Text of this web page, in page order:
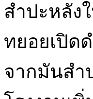
สำปะหลัง
ทยอยเปิด
จากมันสำ